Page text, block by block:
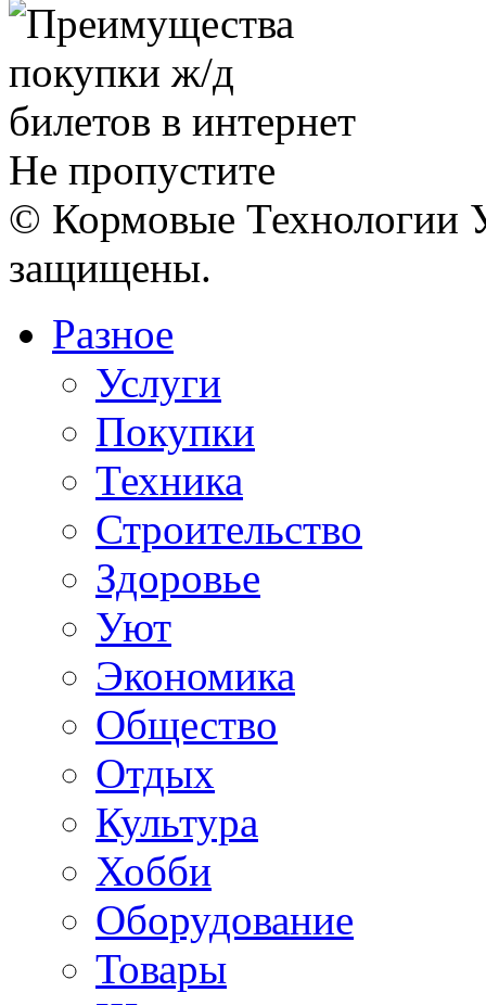
Не пропустите
© Кормовые Технологии
защищены.
Разное
Услуги
Покупки
Техника
Строительство
Здоровье
Уют
Экономика
Общество
Отдых
Культура
Хобби
Оборудование
Товары